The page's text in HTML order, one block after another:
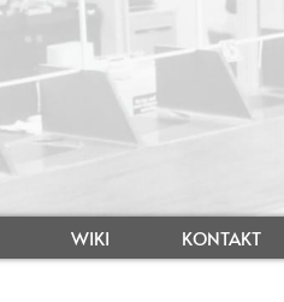
WIKI KONTAKT